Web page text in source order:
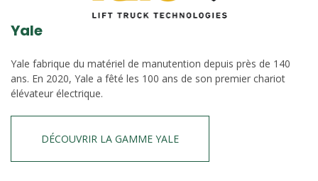
Yale
Yale fabrique du matériel de manutention depuis près de 140
ans. En 2020, Yale a fêté les 100 ans de son premier chariot
élévateur électrique.
DÉCOUVRIR LA GAMME YALE